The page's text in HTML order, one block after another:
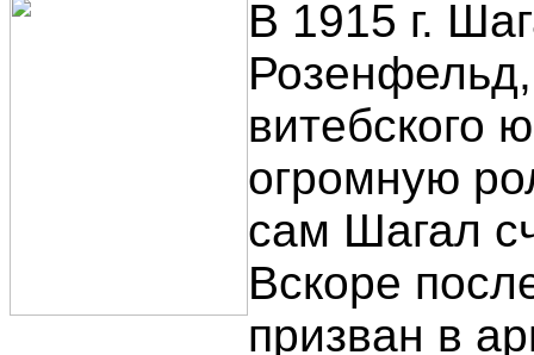
В 1915 г.
витебского
огромную
сам Шагал
Вскоре
призван в